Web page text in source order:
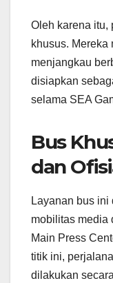
Oleh karena itu,
khusus. Mereka
menjangkau
disiapkan
selama SEA
Bus
dan
Layanan bus ini
mobilitas media
Main Press
titik ini,
dilakukan